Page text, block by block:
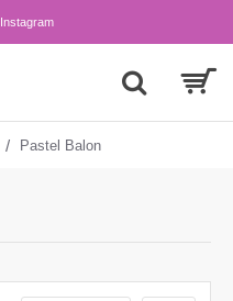
Instagram
Pastel Balon